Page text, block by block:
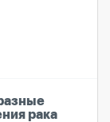
рака